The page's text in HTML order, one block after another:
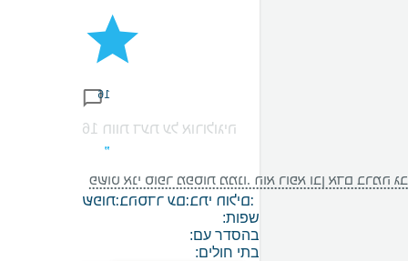
16
16 חוות דעת על אורולוגיה
מפסות ממנו. הוא רופא ובן אדם ברמה גבוהה מאוד.
שפות:בהסדר עם:בתי חולים:
שפות:
בהסדר עם:
בתי חולים: